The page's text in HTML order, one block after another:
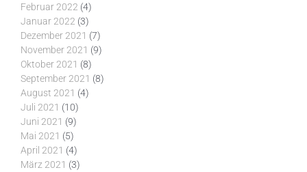
Februar 2022 (4)
Januar 2022 (3)
Dezember 2021 (7)
November 2021 (9)
Oktober 2021 (8)
September 2021 (8)
August 2021 (4)
Juli 2021 (10)
Juni 2021 (9)
Mai 2021 (5)
April 2021 (4)
März 2021 (3)